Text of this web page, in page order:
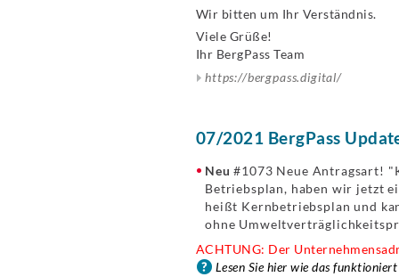
Wir bitten um Ihr Verständnis.
Viele Grüße!
Ihr BergPass Team
https://bergpass.digital/
07/2021 BergPass
Neu #1073 Neue Antragsart!
Betriebsplan, haben wir jetzt
heißt Kernbetriebsplan und
ohne
ACHTUNG: Der
Lesen Sie hier wie das